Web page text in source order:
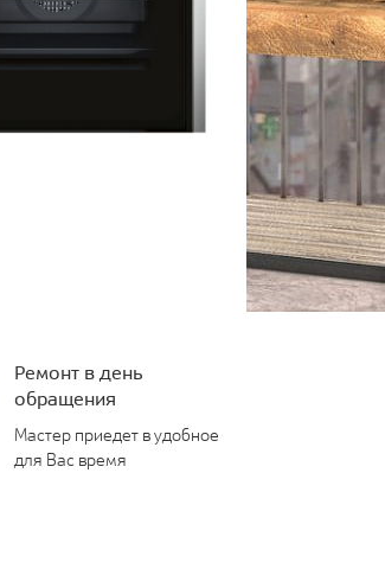
Ремонт в день
обращения
Мастер приедет в удобное
для Вас время